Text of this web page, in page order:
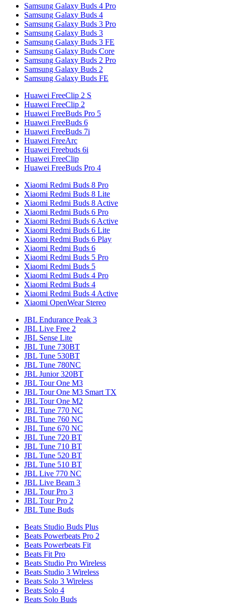
Samsung Galaxy Buds 4 Pro
Samsung Galaxy Buds 4
Samsung Galaxy Buds 3 Pro
Samsung Galaxy Buds 3
Samsung Galaxy Buds 3 FE
Samsung Galaxy Buds Core
Samsung Galaxy Buds 2 Pro
Samsung Galaxy Buds 2
Samsung Galaxy Buds FE
Huawei FreeClip 2 S
Huawei FreeClip 2
Huawei FreeBuds Pro 5
Huawei FreeBuds 6
Huawei FreeBuds 7i
Huawei FreeArc
Huawei Freebuds 6i
Huawei FreeClip
Huawei FreeBuds Pro 4
Xiaomi Redmi Buds 8 Pro
Xiaomi Redmi Buds 8 Lite
Xiaomi Redmi Buds 8 Active
Xiaomi Redmi Buds 6 Pro
Xiaomi Redmi Buds 6 Active
Xiaomi Redmi Buds 6 Lite
Xiaomi Redmi Buds 6 Play
Xiaomi Redmi Buds 6
Xiaomi Redmi Buds 5 Pro
Xiaomi Redmi Buds 5
Xiaomi Redmi Buds 4 Pro
Xiaomi Redmi Buds 4
Xiaomi Redmi Buds 4 Active
Xiaomi OpenWear Stereo
JBL Endurance Peak 3
JBL Live Free 2
JBL Sense Lite
JBL Tune 730BT
JBL Tune 530BT
JBL Tune 780NC
JBL Junior 320BT
JBL Tour One M3
JBL Tour One M3 Smart TX
JBL Tour One M2
JBL Tune 770 NC
JBL Tune 760 NC
JBL Tune 670 NC
JBL Tune 720 BT
JBL Tune 710 BT
JBL Tune 520 BT
JBL Tune 510 BT
JBL Live 770 NC
JBL Live Beam 3
JBL Tour Pro 3
JBL Tour Pro 2
JBL Tune Buds
Beats Studio Buds Plus
Beats Powerbeats Pro 2
Beats Powerbeats Fit
Beats Fit Pro
Beats Studio Pro Wireless
Beats Studio 3 Wireless
Beats Solo 3 Wireless
Beats Solo 4
Beats Solo Buds